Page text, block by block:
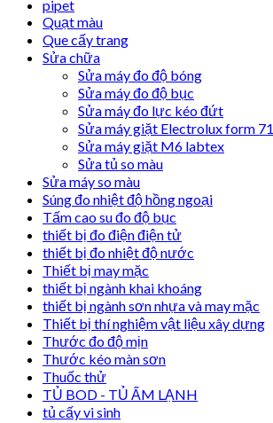
pipet
Quạt màu
Que cấy trang
Sửa chữa
Sửa máy đo độ bóng
Sửa máy đo độ bục
Sửa máy đo lực kéo đứt
Sửa máy giặt Electrolux form 71
Sửa máy giặt M6 labtex
Sửa tủ so màu
Sửa máy so màu
Súng đo nhiệt độ hồng ngoại
Tấm cao su đo độ bục
thiết bị đo điện điện tử
thiết bị đo nhiệt độ nước
Thiết bị may mặc
thiết bị ngành khai khoáng
thiết bị ngành sơn nhựa và may mặc
Thiết bị thí nghiệm vật liệu xây dựng
Thước đo độ mịn
Thước kéo màn sơn
Thuốc thử
TỦ BOD - TỦ ẤM LẠNH
tủ cấy vi sinh